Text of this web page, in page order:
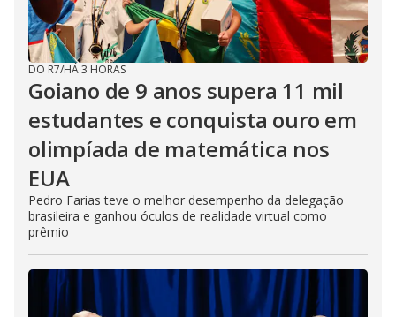
DO R7/HÁ 3 HORAS
Goiano de 9 anos supera 11 mil
estudantes e conquista ouro em
olimpíada de matemática nos
EUA
Pedro Farias teve o melhor desempenho da delegação
brasileira e ganhou óculos de realidade virtual como
prêmio